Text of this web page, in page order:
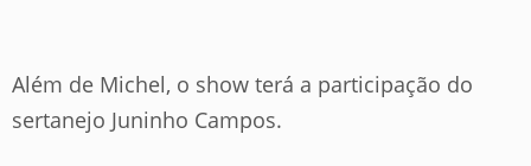
Além de Michel, o show terá a participação do
sertanejo Juninho Campos.